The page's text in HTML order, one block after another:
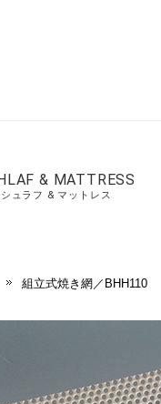
& MATTRESS
シュラフ & マットレス
組立式焼き網／BHH110